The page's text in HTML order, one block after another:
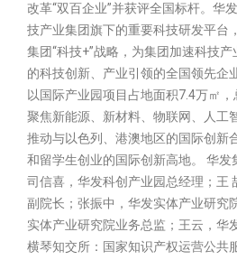
改革“双百企业”并获评全国标杆。华
技产业集团旗下的重要科技研发平台
集团“科技+”战略，为集团加速科技
的科技创新、产业引领的全国领先企
以国际产业园项目占地面积7.4万㎡，
聚焦新能源、新材料、物联网、人工
推动与以色列、港澳地区的国际创新
和留学生创业的国际创新高地。 华发
司信喜，华发科创产业园总经理；王
副院长；张振中，华发实体产业研究
实体产业研究院业务总监；王云，华
横琴知交所：国家知识产权运营公共